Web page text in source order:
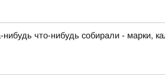
нибудь что-нибудь собирали - марки,